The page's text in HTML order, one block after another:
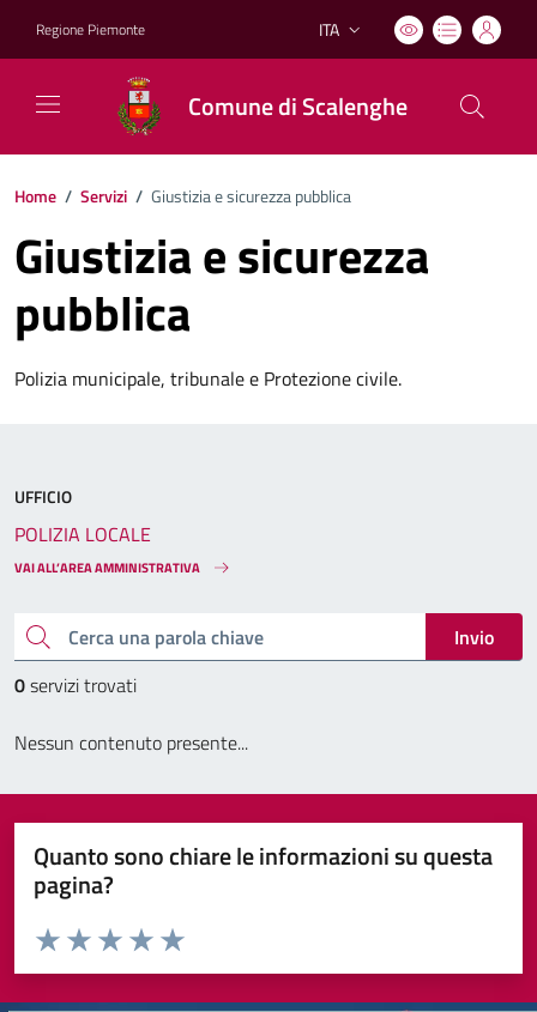
Regione Piemonte Lingua attiva:
ITA
Comune di Scalenghe
Home / Servizi / Giustizia e sicurezza pubblica
Giustizia e sicurezza
pubblica
Polizia municipale, tribunale e Protezione civile.
Cerca una parola chiave
Invio
0servizi trovati
Nessun contenuto presente...
UFFICIO
POLIZIA LOCALE
VAI ALL’AREA AMMINISTRATIVA
Quanto sono chiare le informazioni su questa
pagina?
Valuta da 1 a 5 stelle la pagina
Valuta 5 stelle su 5
Valuta 4 stelle su 5
Valuta 3 stelle su 5
Valuta 2 stelle su 5
Valuta 1 stelle su 5